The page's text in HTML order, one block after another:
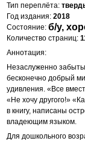
Тип переплёта:
Год издания:2018
Состояние: б/у,
Количество страниц:
Аннотация:
Незаслуженно
бесконечно добрый
удивления. «Все
«Не хочу другого!»
в книгу, написаны
владеющим языком.
Для дошкольного